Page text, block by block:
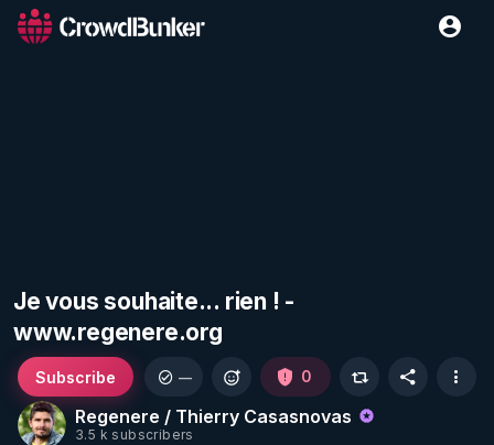
Je vous souhaite... rien ! -
www.regenere.org
Regenere / Thierry Casasnovas
3.5 k subscribers
Subscribe — 0